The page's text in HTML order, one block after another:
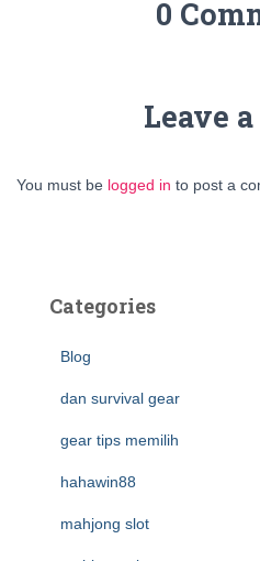
0
Leave
You must be logged in to post a
Categories
Blog
dan survival gear
gear tips memilih
hahawin88
mahjong slot